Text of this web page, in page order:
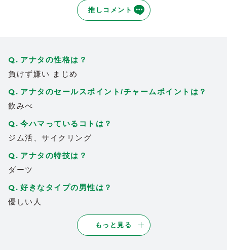
可愛いは当たり前ですが、気を使えて自然
に会話を盛り上げれる
2025/12/31 | ID:rsjxFuvRDu
可愛いくてスタイル抜群会話が楽しいです
推しコメント
アナタの性格は？
負けず嫌い まじめ
アナタのセールスポイント/チャームポイントは？
飲みべ
今ハマっているコトは？
ジム活、サイクリング
アナタの特技は？
ダーツ
好きなタイプの男性は？
優しい人
もっと見る